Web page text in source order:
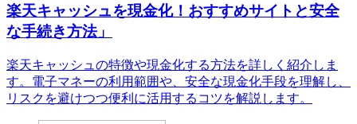
楽天キャッシュを現金化！おすすめサイトと安全
な手続き方法」
楽天キャッシュの特徴や現金化する方法を詳しく紹介しま
す。電子マネーの利用範囲や、安全な現金化手段を理解し、
リスクを避けつつ便利に活用するコツを解説します。